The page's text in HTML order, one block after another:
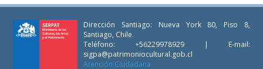
Dirección Santiago: Nueva York 80, Piso 8,
Santiago, Chile.
Teléfono: +56229978929 | E-mail:
sigpa@patrimoniocultural.gob.cl
Atención Ciudadana